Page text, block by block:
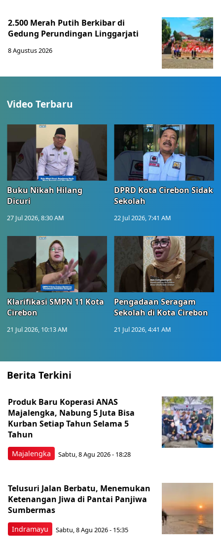
2.500 Merah Putih Berkibar di
Gedung Perundingan Linggarjati
8 Agustus 2026
Video Terbaru
Buku Nikah Hilang
Dicuri
27 Jul 2026, 8:30 AM
DPRD Kota Cirebon Sidak
Sekolah
22 Jul 2026, 7:41 AM
Klarifikasi SMPN 11 Kota
Cirebon
21 Jul 2026, 10:13 AM
Pengadaan Seragam
Sekolah di Kota Cirebon
21 Jul 2026, 4:41 AM
Berita Terkini
Majalengka
Produk Baru Koperasi ANAS
Majalengka, Nabung 5 Juta Bisa
Kurban Setiap Tahun Selama 5
Tahun
Sabtu, 8 Agu 2026 - 18:28
Indramayu
Telusuri Jalan Berbatu, Menemukan
Ketenangan Jiwa di Pantai Panjiwa
Sumbermas
Sabtu, 8 Agu 2026 - 15:35